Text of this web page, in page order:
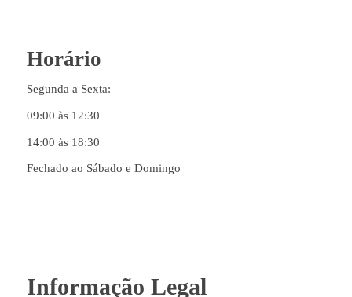
Horário
Segunda a Sexta:
09:00 às 12:30
14:00 às 18:30
Fechado ao Sábado e Domingo
Informação Legal